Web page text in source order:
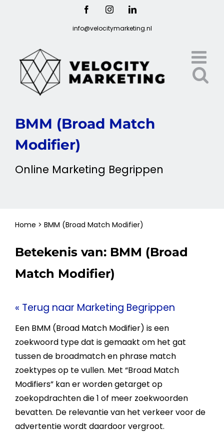
FacebookInstagramLinkedIn
info@velocitymarketing.nl
BMM (Broad Match
Modifier)
Online Marketing Begrippen
Home > BMM (Broad Match Modifier)
Betekenis van: BMM (Broad
Match Modifier)
« Terug naar Marketing Begrippen
Een BMM (Broad Match Modifier) is een
zoekwoord type dat is gemaakt om het gat
tussen de broadmatch en phrase match
zoektypesop te vullen. Met “Broad Match
Modifiers” kan er worden getarget op
zoekopdrachten die 1 of meer zoekwoorden
bevatten. De relevantievan het verkeer voor de
advertentiewordt daardoor vergroot.